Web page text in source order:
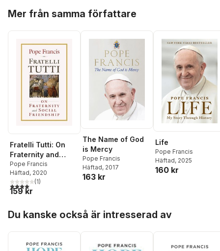
Mer från samma författare
Fratelli Tutti: On
Fraternity and
Social Friendship
Pope Francis
Häftad, 2020
4,0utav 5 stjärnor. Totalt antal röster:
(1)
159 kr
The Name of God
is Mercy
Pope Francis
Häftad, 2017
163 kr
Life
Pope Francis
Häftad, 2025
160 kr
Du kanske också är intresserad av